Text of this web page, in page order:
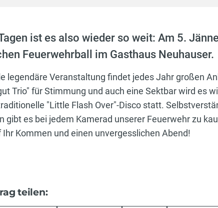
ist es also wieder so weit: Am 5.
Feuerwehrball im Gasthaus Neuhauser.
legendäre Veranstaltung findet jedes Jahr großen
Trio" für Stimmung und auch eine Sektbar wird es
"Little Flash Over"-Disco statt.
gibt es bei jedem Kamerad unserer Feuerwehr zu
Kommen und einen unvergesslichen Abend!
teilen: